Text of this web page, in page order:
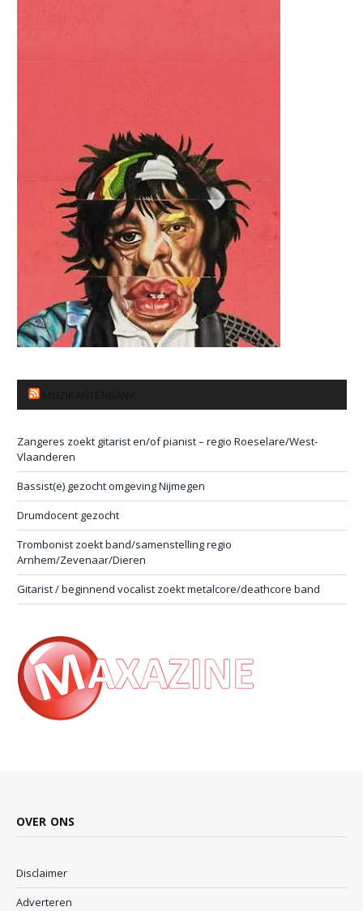
Zangeres zoekt gitarist en/of pianist – regio Roeselare/West-
Vlaanderen
Bassist(e) gezocht omgeving Nijmegen
Drumdocent gezocht
Trombonist zoekt band/samenstelling regio
Arnhem/Zevenaar/Dieren
Gitarist / beginnend vocalist zoekt metalcore/deathcore band
OVER ONS
Disclaimer
Adverteren